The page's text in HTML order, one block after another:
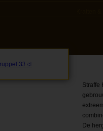
Straffe
De